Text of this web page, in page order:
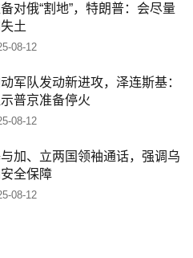
对俄“割地”，特朗普：会尽量
土
08-12
军队发动新进攻，泽连斯基：
普京准备停火
08-12
加、立两国领袖通话，强调乌
全保障
08-12